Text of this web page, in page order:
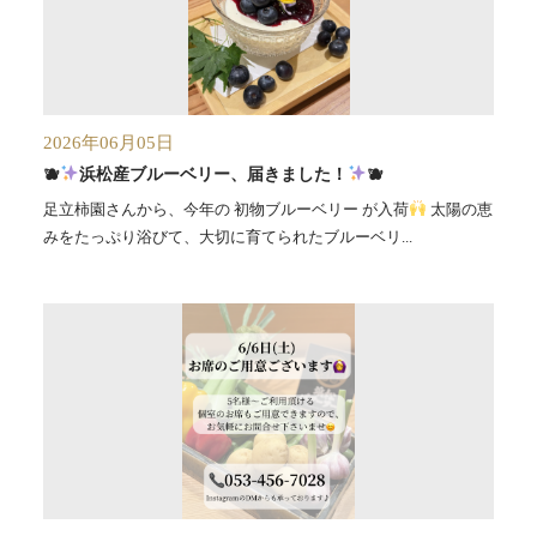
2026年06月05日
🫐 浜松産ブルーベリー、届きました！
🫐
足立柿園さんから、今年の 初物ブルーベリー が入荷
太陽の恵
みをたっぷり浴びて、大切に育てられたブルーベリ...